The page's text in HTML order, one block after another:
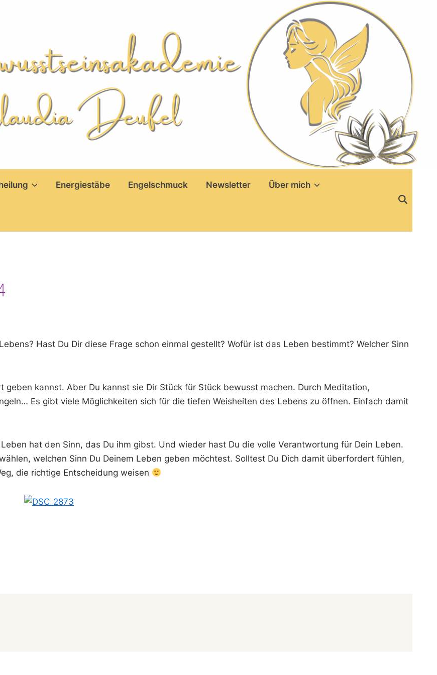
Energiestäbe Engelschmuck Newsletter Über mich
Hast Du Dir diese Frage schon einmal gestellt? Wofür ist das Leben bestimmt? Welcher Sinn
kannst. Aber Du kannst sie Dir Stück für Stück bewusst machen. Durch Meditation,
Es gibt viele Möglichkeiten sich für die tiefen Weisheiten des Lebens zu öffnen. Einfach damit
hat den Sinn, das Du ihm gibst. Und wieder hast Du die volle Verantwortung für Dein Leben.
welchen Sinn Du Deinem Leben geben möchtest. Solltest Du Dich damit überfordert fühlen,
die richtige Entscheidung weisen